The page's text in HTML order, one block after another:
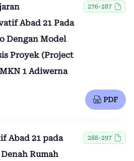
Abad 21 Pada
Dengan Model
Proyek (Project
1 Adiwerna
276-287
PDF
Abad 21 pada
Rumah
288-297